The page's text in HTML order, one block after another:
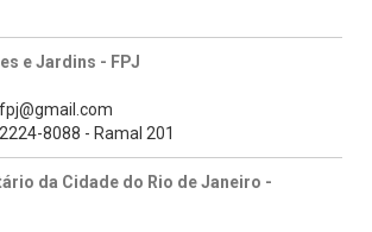
e Jardins - FPJ
8088 - Ramal 201
da Cidade do Rio de Janeiro -